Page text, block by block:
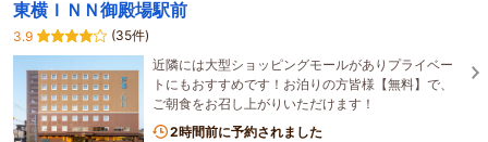
東横ＩＮＮ御殿場駅前
3.9
(35件)
近隣には大型ショッピングモールがありプライベー
トにもおすすめです！お泊りの方皆様【無料】で、
ご朝食をお召し上がりいただけます！
2時間前に予約されました